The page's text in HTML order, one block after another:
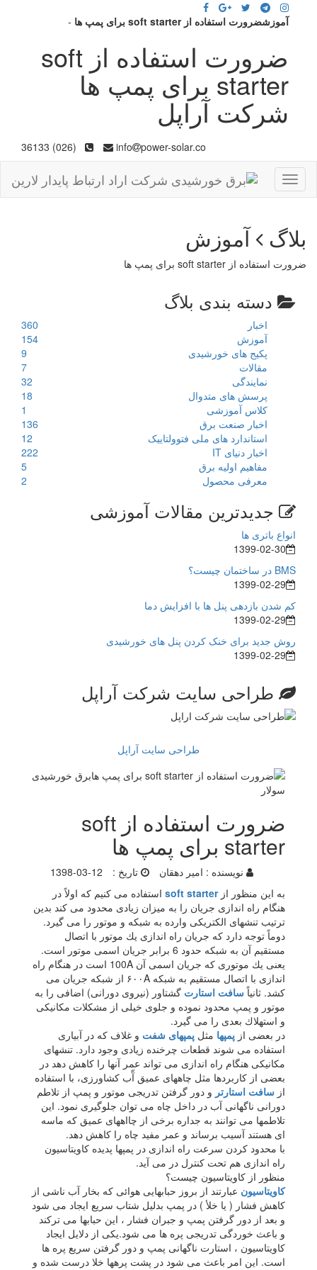
آموزشضرورت استفاده از soft starter برای پمپ ها -
ضرورت استفاده از soft
starter برای پمپ ها
شرکت آراپل
info power-solar.co
(026) 36133
Toggle
navigation
بلاگ آموزش
ضرورت استفاده از soft starter برای پمپ ها
دسته بندی بلاگ
اخبار
360
آموزش
154
پکیج های خورشیدی
9
مقالات
7
نمایندگی
32
پرسش های متدوال
18
کلاس آموزشی
1
اخبار صنعت برق
136
استاندارد های ملی فتوولتاییک
12
اخبار دنیای IT
222
مفاهیم اولیه برق
5
معرفی محصول
2
جدیدترین مقالات آموزشی
انواع باتری ها
1399-02-30
BMS در ساختمان چیست؟
1399-02-29
کم شدن بازدهی پنل ها با افزایش دما
1399-02-29
روش جدید برای خنک کردن پنل های خورشیدی
1399-02-29
طراحی سایت شرکت آراپل
طراحی سایت آراپل
ضرورت استفاده از soft
starter برای پمپ ها
نویسنده : امیر دهقان تاریخ :
1398-03-12
به این منظور ازsoft starter استفاده می کنیم که اولاً در
هنگام راه اندازی جریان را به میزان زیادی محدود می كند بدین
ترتیب تنشهای الكتریكی وارده به شبكه و موتور را می گیرد.
دوماً توجه دارد كه جریان راه اندازی یك موتور با اتصال
مستقیم آن به شبكه حدود 6 برابر جریان اسمی موتور است.
یعنی یك موتوری كه جریان اسمی آن 100A است در هنگام راه
اندازی با اتصال مستقیم به شبكه ۶۰۰A از شبكه جریان می
كشد. ثانیاًسافت استارت گشتاور (نیروی دورانی) اضافی را به
موتور و پمپ محدود نموده و جلوی خیلی از مشكلات مكانیكی
و استهلاك بعدی را می گیرد.
در بعضی از پمپها مثل پمپهای شفت و غلاف كه در آبیاری
استفاده می شوند قطعات چرخنده زیادی وجود دارد. تنشهای
مكانیكی هنگام راه اندازی می تواند عمر آنها را كاهش دهد در
بعضی از كاربردها مثل چاههای عمیق آّب كشاورزی، با استفاده
از سافت استارتر و دور گرفتن تدریجی موتور و پمپ از تلاطم
دورانی ناگهانی آب در داخل چاه می توان جلوگیری نمود. این
تلاطمها می توانند به جداره برخی از چااههای عمیق كه ماسه
ای هستند آسیب برساند و عمر مفید چاه را كاهش دهد.‌
با محدود كردن سرعت راه اندازی در پمپها پدیده كاویتاسیون
راه اندازی هم تحت كنترل در می آید.
منظور از كاویتاسیون چیست؟
كاویتاسیون عبارتند از بروز حبابهایی هوائی كه بخار آب ناشی از
كاهش فشار ( یا خلأ ) در پمپ بدلیل شتاب سریع ایجاد می شود
و بعد از دور گرفتن پمپ و جبران فشار ، این حبابها می تركند
و باعث خوردگی تدریجی پره ها می شود.یكی از دلایل ایجاد
كاویتاسیون ، استارت ناگهانی پمپ و دور گرفتن سریع پره ها
است. این امر باعث می شود در پشت پرهها خلا درست شده و